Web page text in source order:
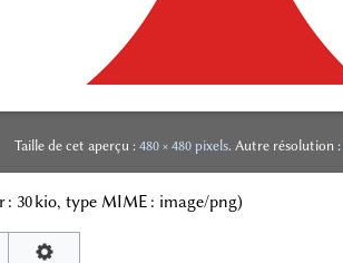
Taille de cet aperçu : 480 × 480 pixels. Autre résolution :
: 30 kio, type MIME : image/png)